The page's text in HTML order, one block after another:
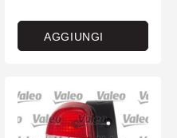
AGGIUNGI